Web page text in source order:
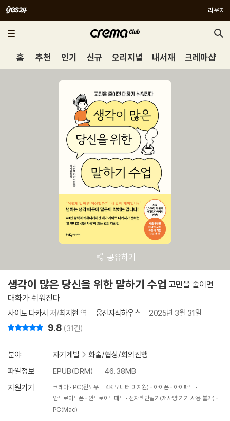
라운지
홈 추천 인기 신규 오리지널 내서재 크레마샵
공유하기
생각이 많은 당신을 위한 말하기 수업 고민을 줄이면
대화가 쉬워진다
사이토 다카시 저/최지현 역 웅진지식하우스 2025년 3월 31일
9.8 (31건)
분야 자기계발 > 화술/협상/회의진행
파일정보
EPUB(DRM)
46.38MB
지원기기
크레마 PC(윈도우 - 4K 모니터 미지원) 아이폰
아이패드
안드로이드폰
안드로이드패드
전자책단말기(저사양 기기 사용 불가)
PC(Mac)